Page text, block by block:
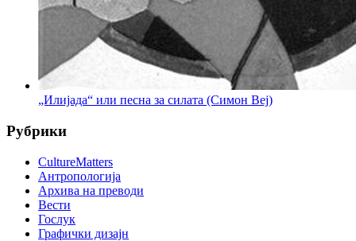
„Илијада“ или песна за силата (Симон Веј)
Рубрики
CultureMatters
Антропологија
Архива на преводи
Вести
Гослук
Графички дизајн